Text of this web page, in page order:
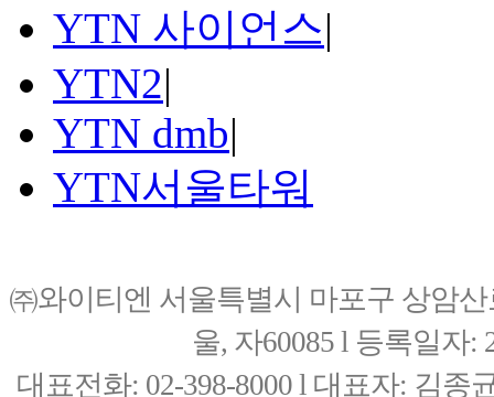
YTN 사이언스|
YTN2|
YTN dmb|
YTN서울타워
㈜와이티엔 서울특별시 마포구 상암
울, 자60085 l 등록일자:
대표전화: 02-398-8000 l 대표자: 김종